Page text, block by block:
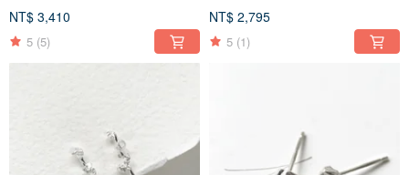
NT$ 3,410
5 (5)
NT$ 2,795
5 (1)